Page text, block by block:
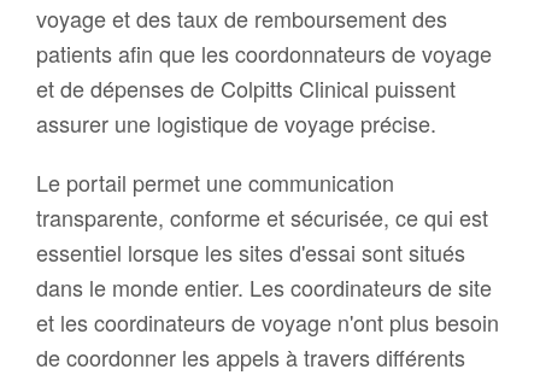
voyage et des taux de remboursement des
patients afin que les coordonnateurs de voyage
et de dépenses de Colpitts Clinical puissent
assurer une logistique de voyage précise.
Le portail permet une communication
transparente, conforme et sécurisée, ce qui est
essentiel lorsque les sites d'essai sont situés
dans le monde entier. Les coordinateurs de site
et les coordinateurs de voyage n'ont plus besoin
de coordonner les appels à travers différents